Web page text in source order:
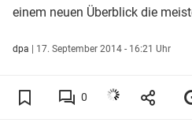
einem neuen Überblick die
dpa | 17. September 2014 - 16:21 Uhr
0